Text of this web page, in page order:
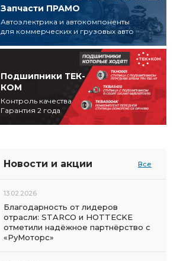
Запчасти ПРАМО
Автоэлектрика и автокомпоненты
для коммерческих и грузовых авто
Подшипники ТЕК-
КОМ
Контроль качества
Гарантия 2 года
Новости и акции Все
13.02.2026
Благодарность от лидеров
отрасли: STARCO и HOTTECKE
отметили надёжное партнёрство с
«РуМоторс»